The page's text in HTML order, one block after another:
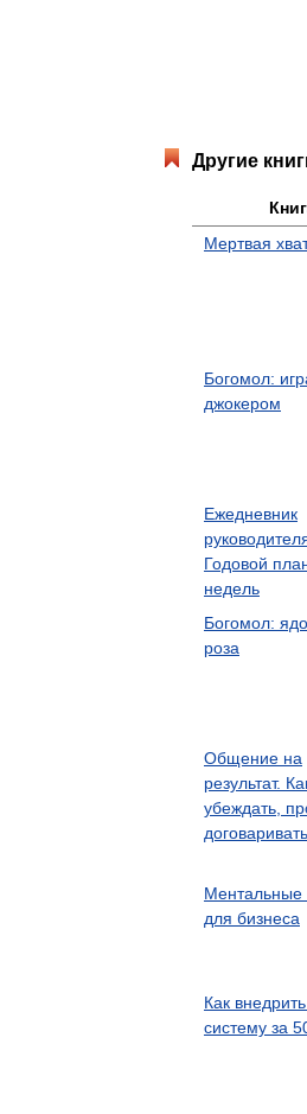
Другие
Мертвая
Богомол:
джокером
Ежедневник
Годовой
недель
Богомол:
роза
Общение на
результат.
убеждать,
Ментальные
для бизнеса
Как
систему за